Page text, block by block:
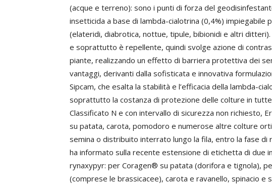
(acque e terreno): sono i punti di forza del
insetticida a base di lambda-cialotrina (0,4%)
(elateridi, diabrotica, nottue, tipule, bibionidi e altri
e soprattutto è repellente, quindi svolge azione di
piante, realizzando un effetto di barriera protettiva dei
vantaggi, derivanti dalla sofisticata e innovativa
Sipcam, che esalta la stabilità e l’efficacia della lambda-
soprattutto la costanza di protezione delle colture in
Classificato N e con intervallo di sicurezza non richiesto,
su patata, carota, pomodoro e numerose altre colture
semina o distribuito interrato lungo la fila, entro la fase di
ha informato sulla recente estensione di etichetta di due
rynaxypyr: per Coragen® su patata (dorifora e tignola),
(comprese le brassicacee), carota e ravanello, spinacio e